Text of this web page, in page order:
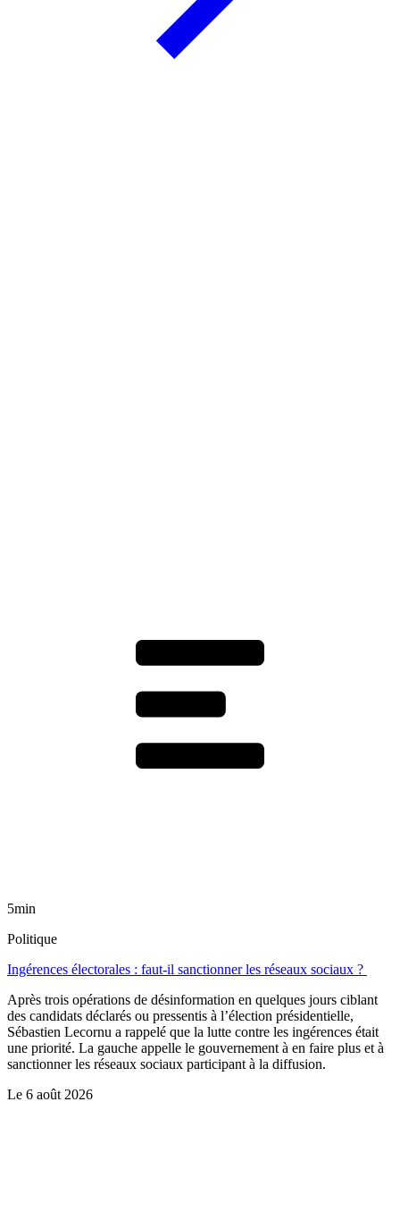
5min
Politique
Ingérences électorales : faut-il sanctionner les réseaux sociaux ?
Après trois opérations de désinformation en quelques jours ciblant
des candidats déclarés ou pressentis à l’élection présidentielle,
Sébastien Lecornu a rappelé que la lutte contre les ingérences était
une priorité. La gauche appelle le gouvernement à en faire plus et à
sanctionner les réseaux sociaux participant à la diffusion.
Le 6 août 2026